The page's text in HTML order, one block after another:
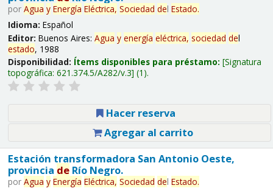
por Agua y Energía Eléctrica, Sociedad del Estado.
Idioma: Español
Editor: Buenos Aires: Agua y energía eléctrica, sociedad del
estado, 1988
Disponibilidad: Ítems disponibles para préstamo: Signatura
topográfica: 621.374.5/A282/v.3 (1).
Hacer reserva
Agregar al carrito
Estación transformadora San Antonio Oeste,
provincia deRío Negro.
por Agua y Energía Eléctrica, Sociedad del Estado.